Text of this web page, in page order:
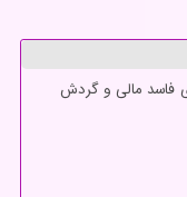
فاسد مالی و گردش